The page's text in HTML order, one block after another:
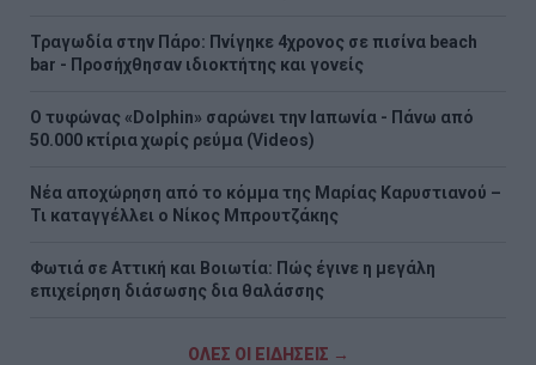
Τραγωδία στην Πάρο: Πνίγηκε 4χρονος σε πισίνα beach
bar - Προσήχθησαν ιδιοκτήτης και γονείς
Ο τυφώνας «Dolphin» σαρώνει την Ιαπωνία - Πάνω από
50.000 κτίρια χωρίς ρεύμα (Videos)
Νέα αποχώρηση από το κόμμα της Μαρίας Καρυστιανού –
Τι καταγγέλλει ο Νίκος Μπρουτζάκης
Φωτιά σε Αττική και Βοιωτία: Πώς έγινε η μεγάλη
επιχείρηση διάσωσης δια θαλάσσης
ΟΛΕΣ ΟΙ ΕΙΔΗΣΕΙΣ →